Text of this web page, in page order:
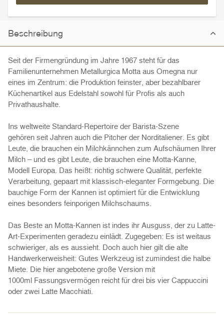
Beschreibung
Seit der Firmengründung im Jahre 1967 steht für das
Familienunternehmen Metallurgica Motta aus Omegna nur
eines im Zentrum: die Produktion feinster, aber bezahlbarer
Küchenartikel aus Edelstahl sowohl für Profis als auch
Privathaushalte.
Ins weltweite Standard-Repertoire der Barista-Szene
gehören seit Jahren auch die Pitcher der Norditaliener. Es gibt
Leute, die brauchen ein Milchkännchen zum Aufschäumen Ihrer
Milch – und es gibt Leute, die brauchen eine Motta-Kanne,
Modell Europa. Das heißt: richtig schwere Qualität, perfekte
Verarbeitung, gepaart mit klassisch-eleganter Formgebung. Die
bauchige Form der Kannen ist optimiert für die Entwicklung
eines besonders feinporigen Milchschaums.
Das Beste an Motta-Kannen ist indes ihr Ausguss, der zu Latte-
Art-Experimenten geradezu einlädt. Zugegeben: Es ist weitaus
schwieriger, als es aussieht. Doch auch hier gilt die alte
Handwerkerweisheit: Gutes Werkzeug ist zumindest die halbe
Miete. Die hier angebotene große Version mit
1000ml Fassungsvermögen reicht für drei bis vier Cappuccini
oder zwei Latte Macchiati.